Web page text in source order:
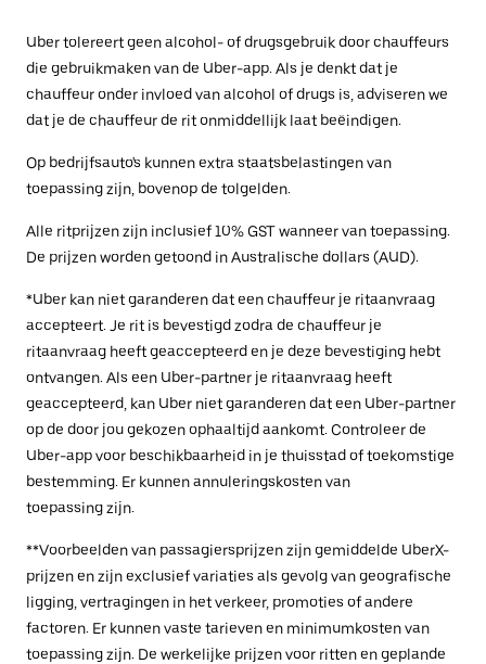
Uber tolereert geen alcohol- of drugsgebruik door chauffeurs
die gebruikmaken van de Uber-app. Als je denkt dat je
chauffeur onder invloed van alcohol of drugs is, adviseren we
dat je de chauffeur de rit onmiddellijk laat beëindigen.
Op bedrijfsauto's kunnen extra staatsbelastingen van
toepassing zijn, bovenop de tolgelden.
Alle ritprijzen zijn inclusief 10% GST wanneer van toepassing.
De prijzen worden getoond in Australische dollars (AUD).
*Uber kan niet garanderen dat een chauffeur je ritaanvraag
accepteert. Je rit is bevestigd zodra de chauffeur je
ritaanvraag heeft geaccepteerd en je deze bevestiging hebt
ontvangen. Als een Uber-partner je ritaanvraag heeft
geaccepteerd, kan Uber niet garanderen dat een Uber-partner
op de door jou gekozen ophaaltijd aankomt. Controleer de
Uber-app voor beschikbaarheid in je thuisstad of toekomstige
bestemming. Er kunnen annuleringskosten van
toepassing zijn.
**Voorbeelden van passagiersprijzen zijn gemiddelde UberX-
prijzen en zijn exclusief variaties als gevolg van geografische
ligging, vertragingen in het verkeer, promoties of andere
factoren. Er kunnen vaste tarieven en minimumkosten van
toepassing zijn. De werkelijke prijzen voor ritten en geplande